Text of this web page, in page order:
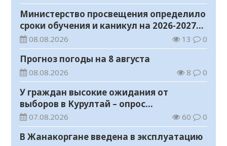
Министерство просвещения определило
сроки обучения и каникул на 2026-2027
учебный год
08.08.2026 13 0
Прогноз погоды на 8 августа
08.08.2026 8 0
У граждан высокие ожидания от
выборов в Курултай – опрос
общественного мнения
07.08.2026 60 0
В Жанакоргане введена в эксплуатацию